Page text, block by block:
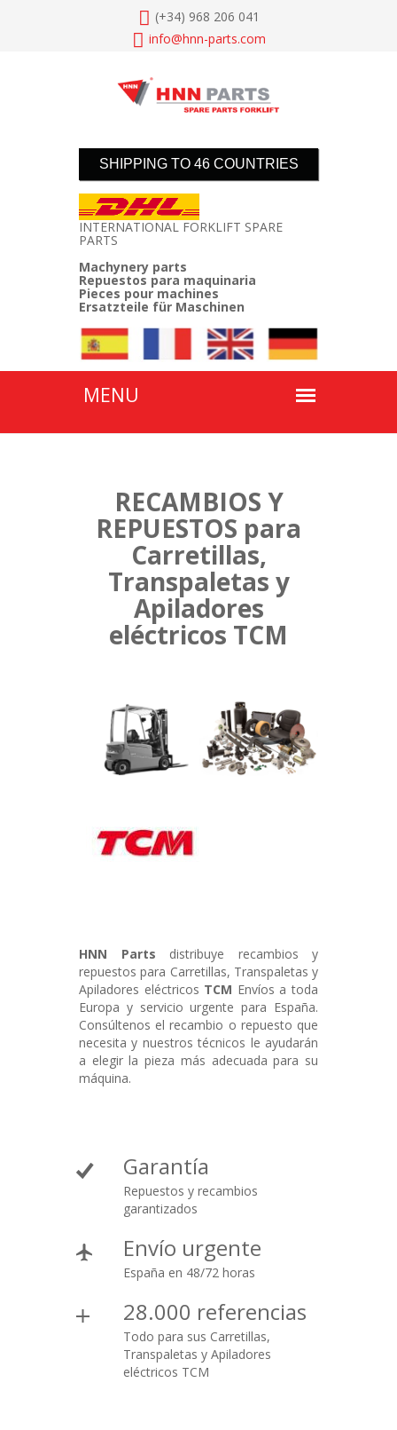
(+34) 968 206 041
info@hnn-parts.com
SHIPPING TO 46 COUNTRIES
INTERNATIONAL FORKLIFT SPARE
PARTS
Machynery parts
Repuestos para maquinaria
Pieces pour machines
Ersatzteile für Maschinen
RECAMBIOS Y
REPUESTOS para
Carretillas,
Transpaletas y
Apiladores
eléctricos TCM
HNN Parts distribuye recambios y
repuestos para Carretillas, Transpaletas y
Apiladores eléctricos TCM Envíos a toda
Europa y servicio urgente para España.
Consúltenos el recambio o repuesto que
necesita y nuestros técnicos le ayudarán
a elegir la pieza más adecuada para su
máquina.
Garantía
Repuestos y recambios
garantizados
Envío urgente
España en 48/72 horas
28.000 referencias
Todo para sus Carretillas,
Transpaletas y Apiladores
eléctricos TCM